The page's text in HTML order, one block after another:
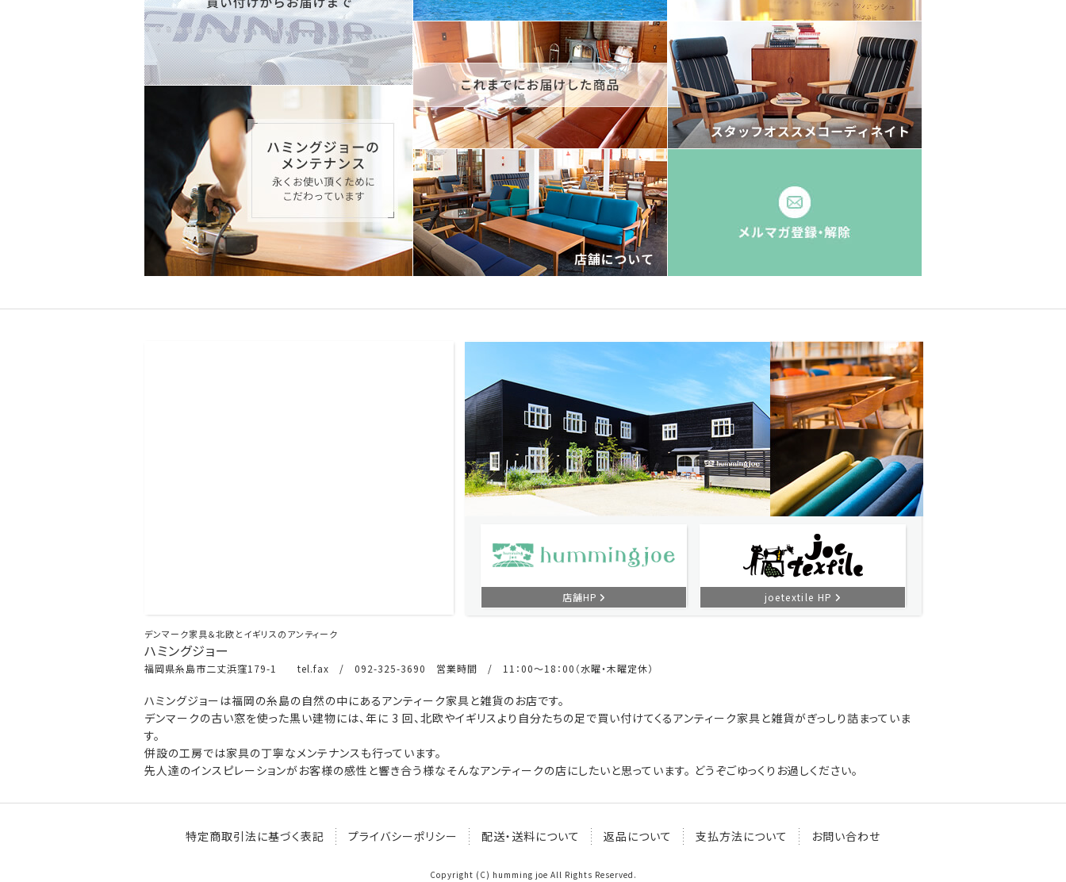
店舗HP joetextile HP
デンマーク家具＆北欧とイギリスのアンティーク
ハミングジョー
福岡県糸島市二丈浜窪179-1 tel.fax / 092-325-3690 営業時間 / 11：00～18：00（水曜・木曜定休）
ハミングジョーは福岡の糸島の自然の中にあるアンティーク家具と雑貨のお店です。
デンマークの古い窓を使った黒い建物には、年に 3 回、北欧やイギリスより自分たちの足で買い付けてくるアンティーク家具と雑貨がぎっしり詰まっていま
す。
併設の工房では家具の丁寧なメンテナンスも行っています。
先人達のインスピレーションがお客様の感性と響き合う様なそんなアンティークの店にしたいと思っています。 どうぞごゆっくりお過しください。
特定商取引法に基づく表記 プライバシーポリシー 配送・送料について 返品について 支払方法について お問い合わせ
Copyright (C) humming joe All Rights Reserved.